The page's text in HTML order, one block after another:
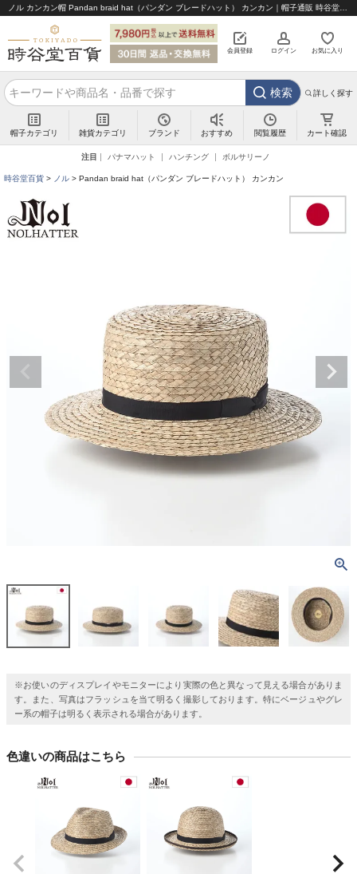
会員登録 ログイン お気に入り
検索 詳しく探す
帽子カテゴリ 雑貨カテゴリ ブランド おすすめ 閲覧履歴 カート確認
注目 パナマハット ハンチング ボルサリーノ
時谷堂百貨 ノル Pandan braid hat（パンダン ブレードハット） カンカン
※お使いのディスプレイやモニターにより実際の色と異なって見える場合がありま
す。また、写真はフラッシュを当て明るく撮影しております。特にベージュやグレ
ー系の帽子は明るく表示される場合があります。
色違いの商品はこちら